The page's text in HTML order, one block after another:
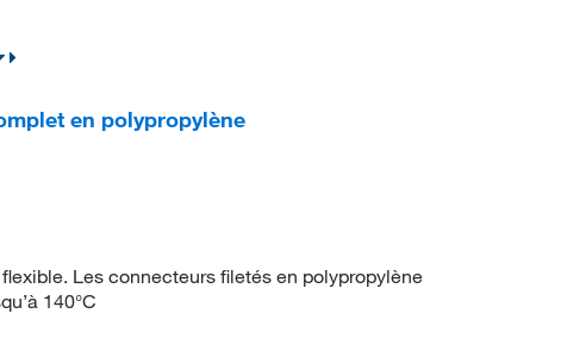
en polypropylène
Les connecteurs filetés en polypropylène
140°C